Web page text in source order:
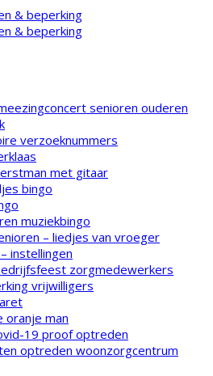
senioren ouderen
verzoeknummers
met gitaar
bingo
muziekbingo
– liedjes van vroeger
instellingen
zorgmedewerkers
vrijwilligers
oranje man
19 proof optreden
optreden woonzorgcentrum